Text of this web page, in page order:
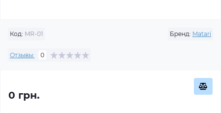
Код: MR-01 Бренд: Matari
Отзывы: 0
0 грн.